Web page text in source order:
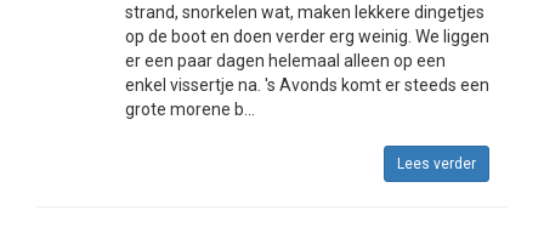
strand, snorkelen wat, maken lekkere dingetjes
op de boot en doen verder erg weinig. We liggen
er een paar dagen helemaal alleen op een
enkel vissertje na. 's Avonds komt er steeds een
grote morene b...
Lees verder